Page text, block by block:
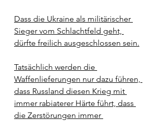
Dass die Ukraine als militärischer
Sieger vom Schlachtfeld geht,
dürfte freilich ausgeschlossen sein.
Tatsächlich werden die
Waffenlieferungen nur dazu führen,
dass Russland diesen Krieg mit
immer rabiaterer Härte führt, dass
die Zerstörungen immer